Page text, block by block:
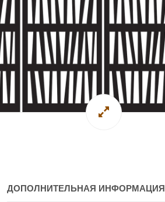
ДОПОЛНИТЕЛЬНАЯ ИНФОРМАЦИЯ